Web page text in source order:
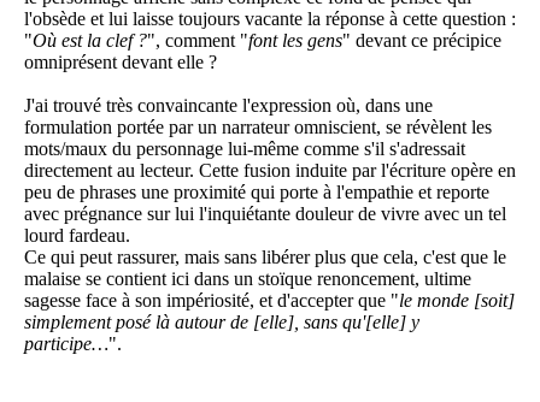
l'obsède et lui laisse toujours vacante la réponse à cette question :
"Où est la clef ?", comment "font les gens" devant ce précipice
omniprésent devant elle ?
J'ai trouvé très convaincante l'expression où, dans une
formulation portée par un narrateur omniscient, se révèlent les
mots/maux du personnage lui-même comme s'il s'adressait
directement au lecteur. Cette fusion induite par l'écriture opère en
peu de phrases une proximité qui porte à l'empathie et reporte
avec prégnance sur lui l'inquiétante douleur de vivre avec un tel
lourd fardeau.
Ce qui peut rassurer, mais sans libérer plus que cela, c'est que le
malaise se contient ici dans un stoïque renoncement, ultime
sagesse face à son impériosité, et d'accepter que "le monde [soit]
simplement posé là autour de [elle], sans qu'[elle] y
participe…".